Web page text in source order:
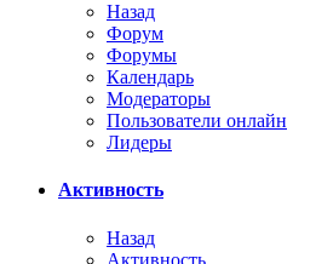
Назад
Форум
Форумы
Календарь
Модераторы
Пользователи онлайн
Лидеры
Активность
Назад
Активность